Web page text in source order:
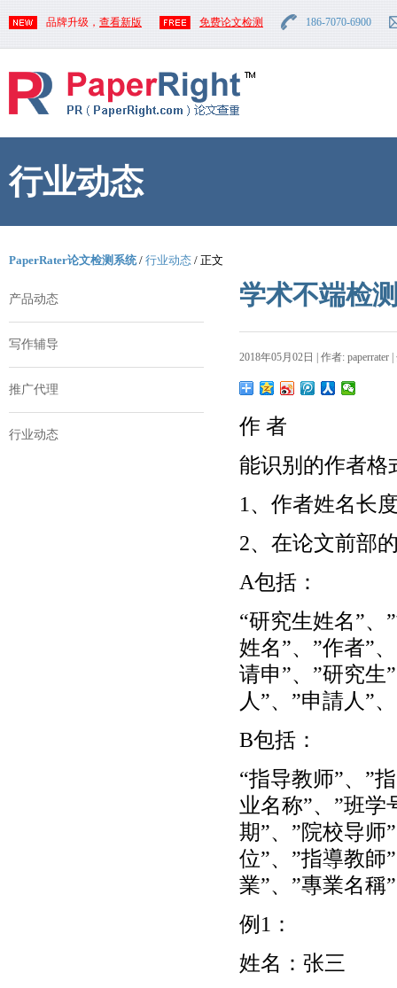
品牌升级， 查看新版 免费论文检测 186-7070-6900
行业动态
PaperRater论文检测系统/ 行业动态 / 正文
产品动态
写作辅导
推广代理
行业动态
学术不端检
2018年05月02日 | 作者: paperrater
作 者
能识别的作者格
1、作者姓名长
2、在论文前部
A包括：
“研究生姓名”、
姓名”、”作者”
请申”、”研究生
人”、”申請人”
B包括：
“指导教师”、”
业名称”、”班学
期”、”院校导师
位”、”指導教師
業”、”專業名稱
例1：
姓名：张三